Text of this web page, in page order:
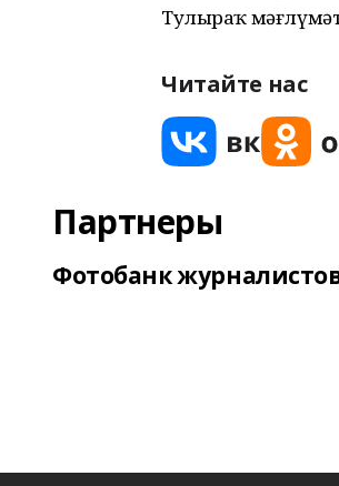
Тулыраҡ
Читайте нас
Партнеры
Фотобанк